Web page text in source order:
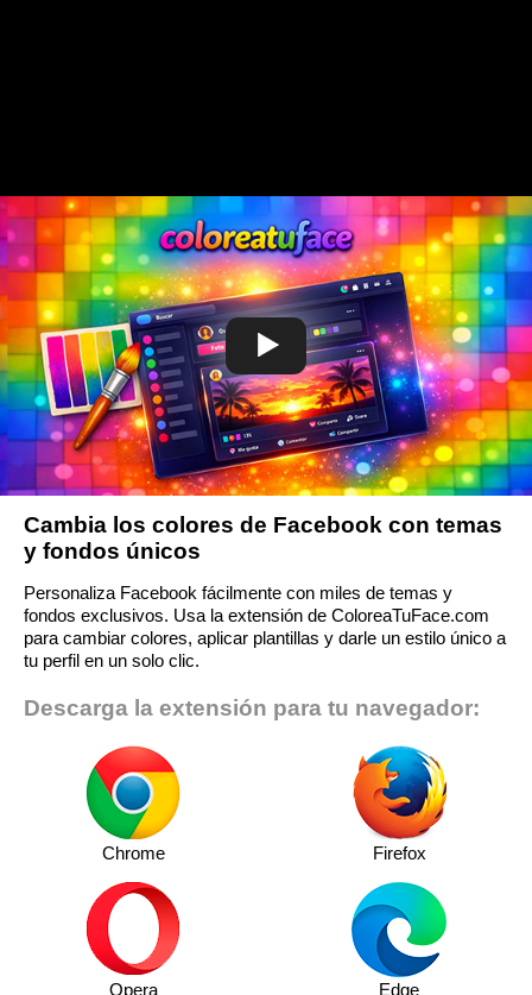
Cambia los colores de Facebook con temas
y fondos únicos
Personaliza Facebook fácilmente con miles de temas y
fondos exclusivos. Usa la extensión de ColoreaTuFace.com
para cambiar colores, aplicar plantillas y darle un estilo único a
tu perfil en un solo clic.
Descarga la extensión para tu navegador:
Chrome Firefox
Opera Edge